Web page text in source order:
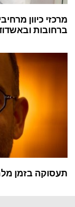
מרכזי כיוון
ברחובות
תעסוקה בזמן